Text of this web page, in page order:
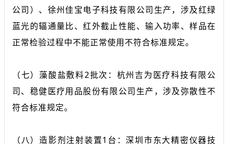
公司）、徐州佳宝电子科技有限公司生产，涉及红绿
蓝光的辐通量比、红外截止性能、输入功率、样品在
正常检验过程中不能正常使用不符合标准规定。
（七）藻酸盐敷料2批次：杭州吉为医疗科技有限公
司、稳健医疗用品股份有限公司生产，涉及弥散性不
符合标准规定。
（八）造影剂注射装置1台：深圳市东大精密仪器技